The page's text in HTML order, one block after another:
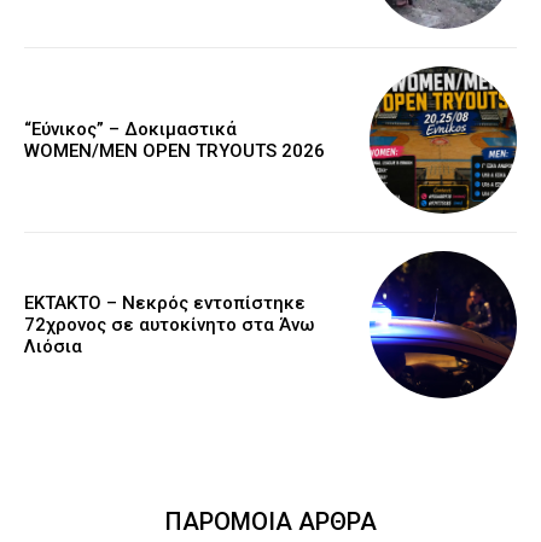
“Εύνικος” – Δοκιμαστικά
WOMEN/MEN OPEN TRYOUTS 2026
EKTAKTO – Νεκρός εντοπίστηκε
72χρονος σε αυτοκίνητο στα Άνω
Λιόσια
ΠΑΡΟΜΟΙΑ ΑΡΘΡΑ